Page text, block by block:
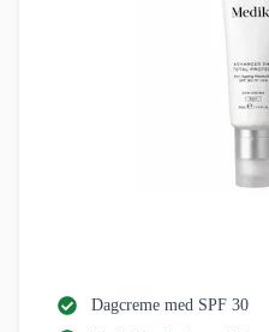
Dagcreme med SPF 30